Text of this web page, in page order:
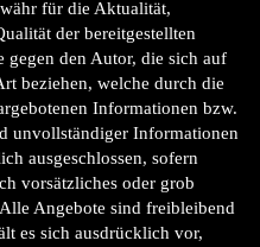
für die Aktualität,
der bereitgestellten
gegen den Autor, die sich auf
beziehen, welche durch die
Informationen bzw.
unvollständiger Informationen
ausgeschlossen, sofern
vorsätzliches oder grob
Angebote sind freibleibend
es sich ausdrücklich vor,